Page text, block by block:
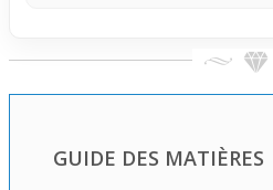
amis ou une sortie tranquille,
GUIDE DES MATIÈRES